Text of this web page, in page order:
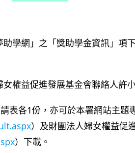
學網」之「獎助學金資訊」項
權益促進發展基金會聯絡人許
表各1份，亦可於本署網站主題
）及財團法人婦女權益促
）下載。